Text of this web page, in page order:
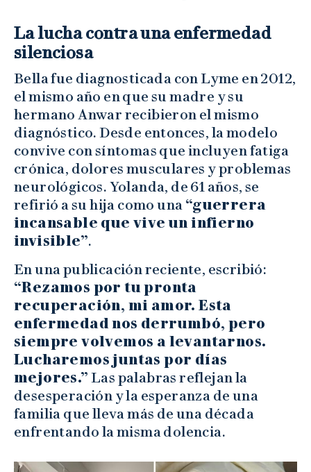
La lucha contra una enfermedad
silenciosa
Bella fue diagnosticada con Lyme en 2012,
el mismo año en que su madre y su
hermano Anwar recibieron el mismo
diagnóstico. Desde entonces, la modelo
convive con síntomas que incluyen fatiga
crónica, dolores musculares y problemas
neurológicos. Yolanda, de 61 años, se
refirió a su hija como una “guerrera
incansable que vive un infierno
invisible”.
En una publicación reciente, escribió:
“Rezamos por tu pronta
recuperación, mi amor. Esta
enfermedad nos derrumbó, pero
siempre volvemos a levantarnos.
Lucharemos juntas por días
mejores.” Las palabras reflejan la
desesperación y la esperanza de una
familia que lleva más de una década
enfrentando la misma dolencia.